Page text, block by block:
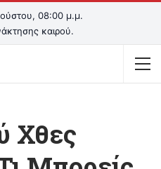
08:00 μ.μ.
καιρού.
Χθες